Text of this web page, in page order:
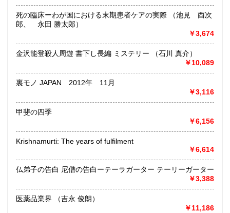
書籍の買取について
-
取り扱い分野
総記、哲学宗教、歴史、社会科学、自然科学、美術工芸、国
語国文、外国文学、古典籍、近代文献、趣味、外国書、サブ
カルチャー、古書一般（その他）
書籍全般
死の臨床ーわが国における末期患者ケアの実際 （池見 酉次
郎、 永田 勝太郎）
￥3,674
金沢能登殺人周遊 書下し長編 ミステリー （石川 真介）
￥10,089
裏モノ JAPAN 2012年 11月
￥3,116
甲斐の四季
￥6,156
Krishnamurti: The years of fulfilment
￥6,614
仏弟子の告白 尼僧の告白ーテーラガーター テーリーガーター
￥3,388
医薬品業界 （吉永 俊朗）
￥11,186